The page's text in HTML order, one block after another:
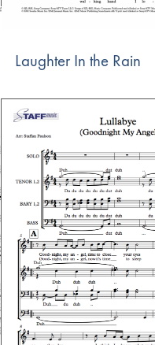
Laughter In the Rain